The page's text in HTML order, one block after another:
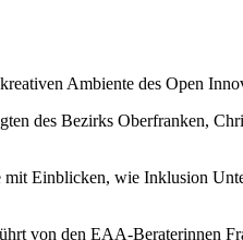
Ambiente des Open
des Bezirks Oberfranken,
Einblicken, wie Inklusion
von den EAA-Beraterinnen